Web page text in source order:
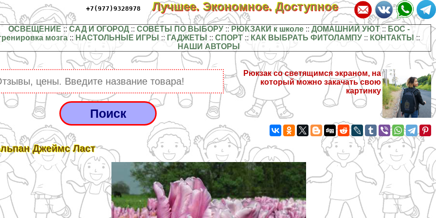
+7(977)9328978 Лучшее. Экономное. Доступное
ОСВЕЩЕНИЕ :: САД И ОГОРОД:: СОВЕТЫ ПО ВЫБОРУ:: РЮКЗАКИ к школе:: ДОМАШНИЙ УЮТ:: БОС -
мозга :: НАСТОЛЬНЫЕ ИГРЫ :: ГАДЖЕТЫ ::СПОРТ :: КАК ВЫБРАТЬ ФИТОЛАМПУ :: КОНТАКТЫ ::
НАШИ АВТОРЫ
Рюкзак со светящимся экраном, на
который можно закачать свою
картинку
Джеймс Ласт